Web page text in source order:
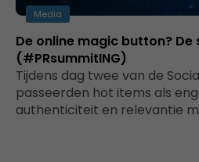
Media
De online magic button?
(#PRsummitING)
Tijdens dag twee van de
passeerden hot items als
authenticiteit en relevantie